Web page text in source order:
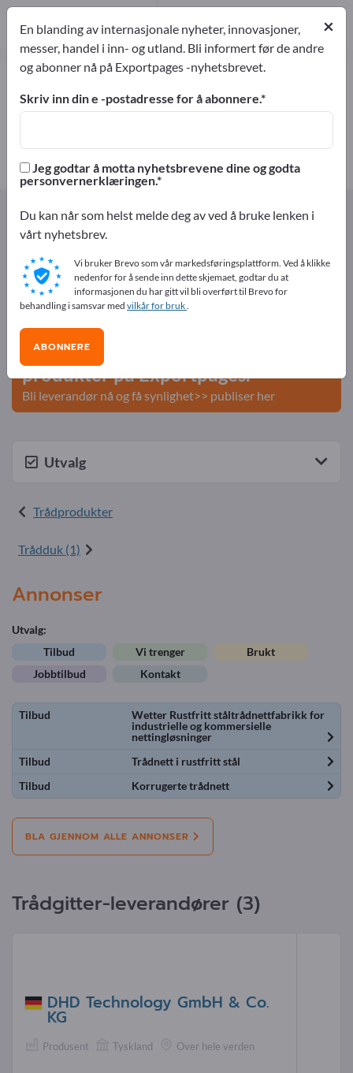
Trådgitter – finn produsenter og
leverandører
3
3
Exportpages Komponenter & Deler
Trådprodukter
Trådgitter
Annonser gratis på Exportpages!
Behov – Tilbud – Brukte varer – Forretningskontakter >>
start her
Publiser din bedrift og dine
produkter på Exportpages.
Bli leverandør nå og få synlighet>> publiser her
Utvalg
Trådprodukter
Trådduk (1)
Annonser
Utvalg:
Tilbud
Vi trenger
Brukt
Jobbtilbud
Kontakt
Tilbud
Wetter Rustfritt ståltrådnettfabrikk for
industrielle og kommersielle
nettingløsninger
Tilbud
Trådnett i rustfritt stål
Tilbud
Korrugerte trådnett
BLA GJENNOM ALLE ANNONSER
Trådgitter-leverandører (3)
DHD Technology GmbH & Co.
KG
Produsent Tyskland Over hele verden
×
En blanding av internasjonale nyheter, innovasjoner,
messer, handel i inn- og utland. Bli informert før de andre
og abonner nå på Exportpages -nyhetsbrevet.
Skriv inn din e -postadresse for å abonnere.
Jeg godtar å motta nyhetsbrevene dine og godta
personvernerklæringen.
Du kan når som helst melde deg av ved å bruke lenken i
vårt nyhetsbrev.
Vi bruker Brevo som vår markedsføringsplattform. Ved å klikke
nedenfor for å sende inn dette skjemaet, godtar du at
informasjonen du har gitt vil bli overført til Brevo for
behandling i samsvar med vilkår for bruk.
ABONNERE